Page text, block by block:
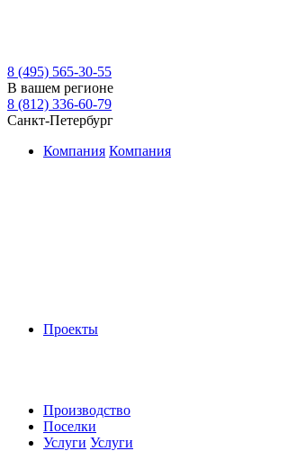
8 (495) 565-30-55
В вашем регионе
8 (812) 336-60-79
Санкт-Петербург
Компания Компания
Проекты
Производство
Поселки
Услуги Услуги